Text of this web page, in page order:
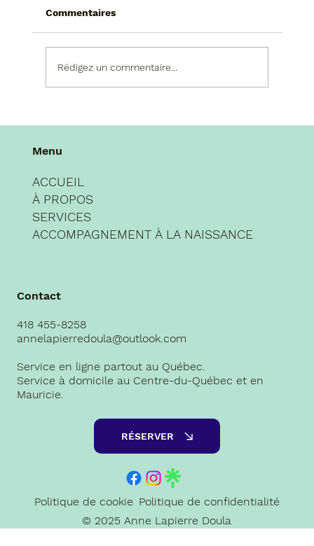
RÉSERVER
Contact
418 455-8258
annelapierredoula@outlook.com
Service en ligne partout au Québec.
Service à domicile au Centre-du-Québec et en
Mauricie.
Menu
ACCUEIL
À PROPOS
SERVICES
ACCOMPAGNEMENT À LA NAISSANCE
Politique de cookie Politique de confidentialité
© 2025 Anne Lapierre Doula
Déshumanisation systémique
Commentaires
Rédigez un commentaire...